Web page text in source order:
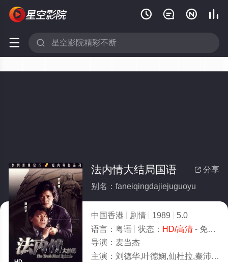
   
 
 分享
法内情大结局国语
别名：faneiqingdajiejuguoyu
中国香港 剧情 1989
5.0
语言： 粤语 状态： HD/高清- 免费在线观看
导演： 麦当杰
主演： 刘德华,叶德娴,仙杜拉,秦沛,罗烈,杨泽霖